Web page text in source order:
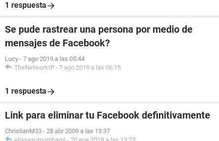
1 respuesta
Se pude rastrear una persona por medio de
mensajes de Facebook?
Lucy - 7 ago 2019 a las 05:44
TheNetworkIP - 7 ago 2019 a las 06:15
1 respuesta
Link para eliminar tu Facebook definitivamente
ChristianM33 - 28 abr 2009 a las 19:37